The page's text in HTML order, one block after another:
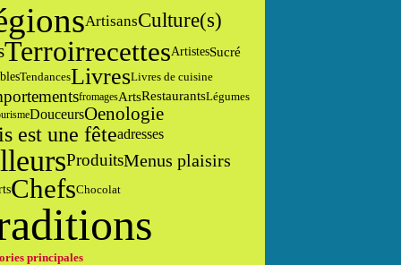
ArtisansCulture(s)
TerroirrecettesArtistesSucré
TendancesLivresLivres de cuisine
fromagesArtsRestaurantsLégumes
DouceursOenologie
est une fêteadresses
ProduitsMenus plaisirs
ChefsChocolat
principales